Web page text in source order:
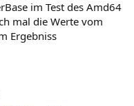
im Test des Amd64
mal die Werte vom
Ergebniss